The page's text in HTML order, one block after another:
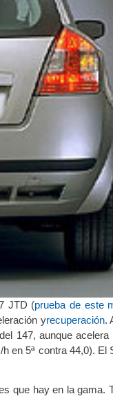
JTD (prueba de este
yrecuperación.
147, aunque
en 5ª contra 44,0). El
que hay en la gama.